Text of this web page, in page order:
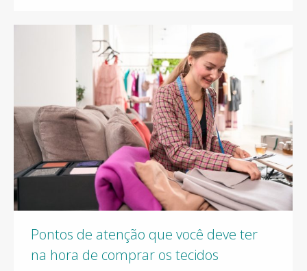
Pontos de atenção que você deve ter
na hora de comprar os tecidos